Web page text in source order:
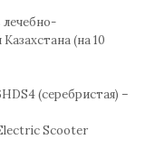
лечебно-
(на 10
(серебристая) –
Scooter